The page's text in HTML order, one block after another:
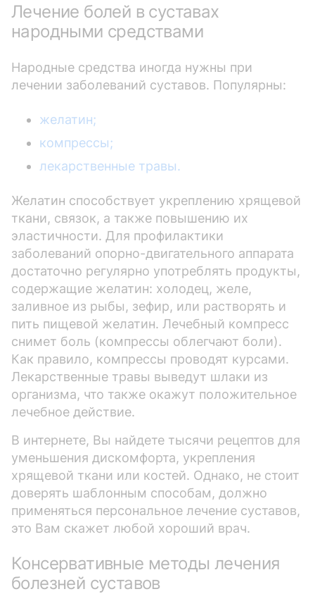
Лечение болей в суставах
народными средствами
Народные средства иногда нужны при
лечении заболеваний суставов. Популярны:
желатин;
компрессы;
лекарственные травы.
Желатин способствует укреплению хрящевой
ткани, связок, а также повышению их
эластичности. Для профилактики
заболеваний опорно-двигательного аппарата
достаточно регулярно употреблять продукты,
содержащие желатин: холодец, желе,
заливное из рыбы, зефир, или растворять и
пить пищевой желатин. Лечебный компресс
снимет боль (компрессы облегчают боли).
Как правило, компрессы проводят курсами.
Лекарственные травы выведут шлаки из
организма, что также окажут положительное
лечебное действие.
В интернете, Вы найдете тысячи рецептов для
уменьшения дискомфорта, укрепления
хрящевой ткани или костей. Однако, не стоит
доверять шаблонным способам, должно
применяться персональное лечение суставов,
это Вам скажет любой хороший врач.
Консервативные методы лечения
болезней суставов